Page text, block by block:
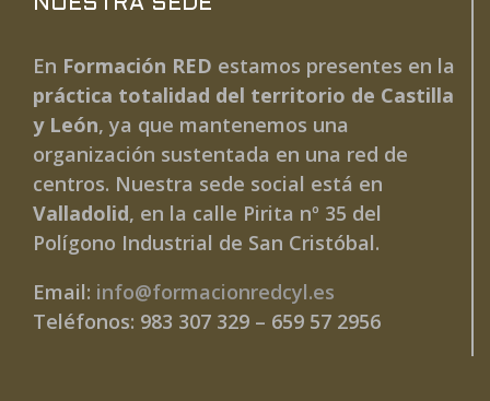
NUESTRA SEDE
En Formación RED estamos presentes en la
práctica totalidad del territorio de Castilla
y León, ya que mantenemos una
organización sustentada en una red de
centros. Nuestra sede social está en
Valladolid, en la calle Pirita nº 35 del
Polígono Industrial de San Cristóbal.
Email: info@formacionredcyl.es
Teléfonos: 983 307 329 – 659 57 2956